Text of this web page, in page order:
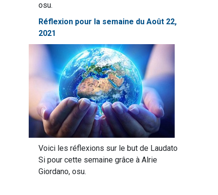
osu.
Réflexion pour la semaine du Août 22,
2021
Voici les réflexions sur le but de Laudato
Si pour cette semaine grâce à Alrie
Giordano, osu.